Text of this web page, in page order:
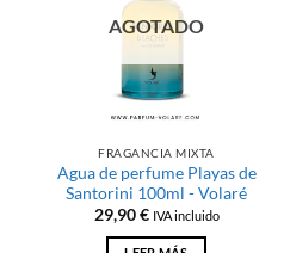
AGOTADO
FRAGANCIA MIXTA
Agua de perfume Playas de
Santorini 100ml - Volaré
29,90€ IVA incluido